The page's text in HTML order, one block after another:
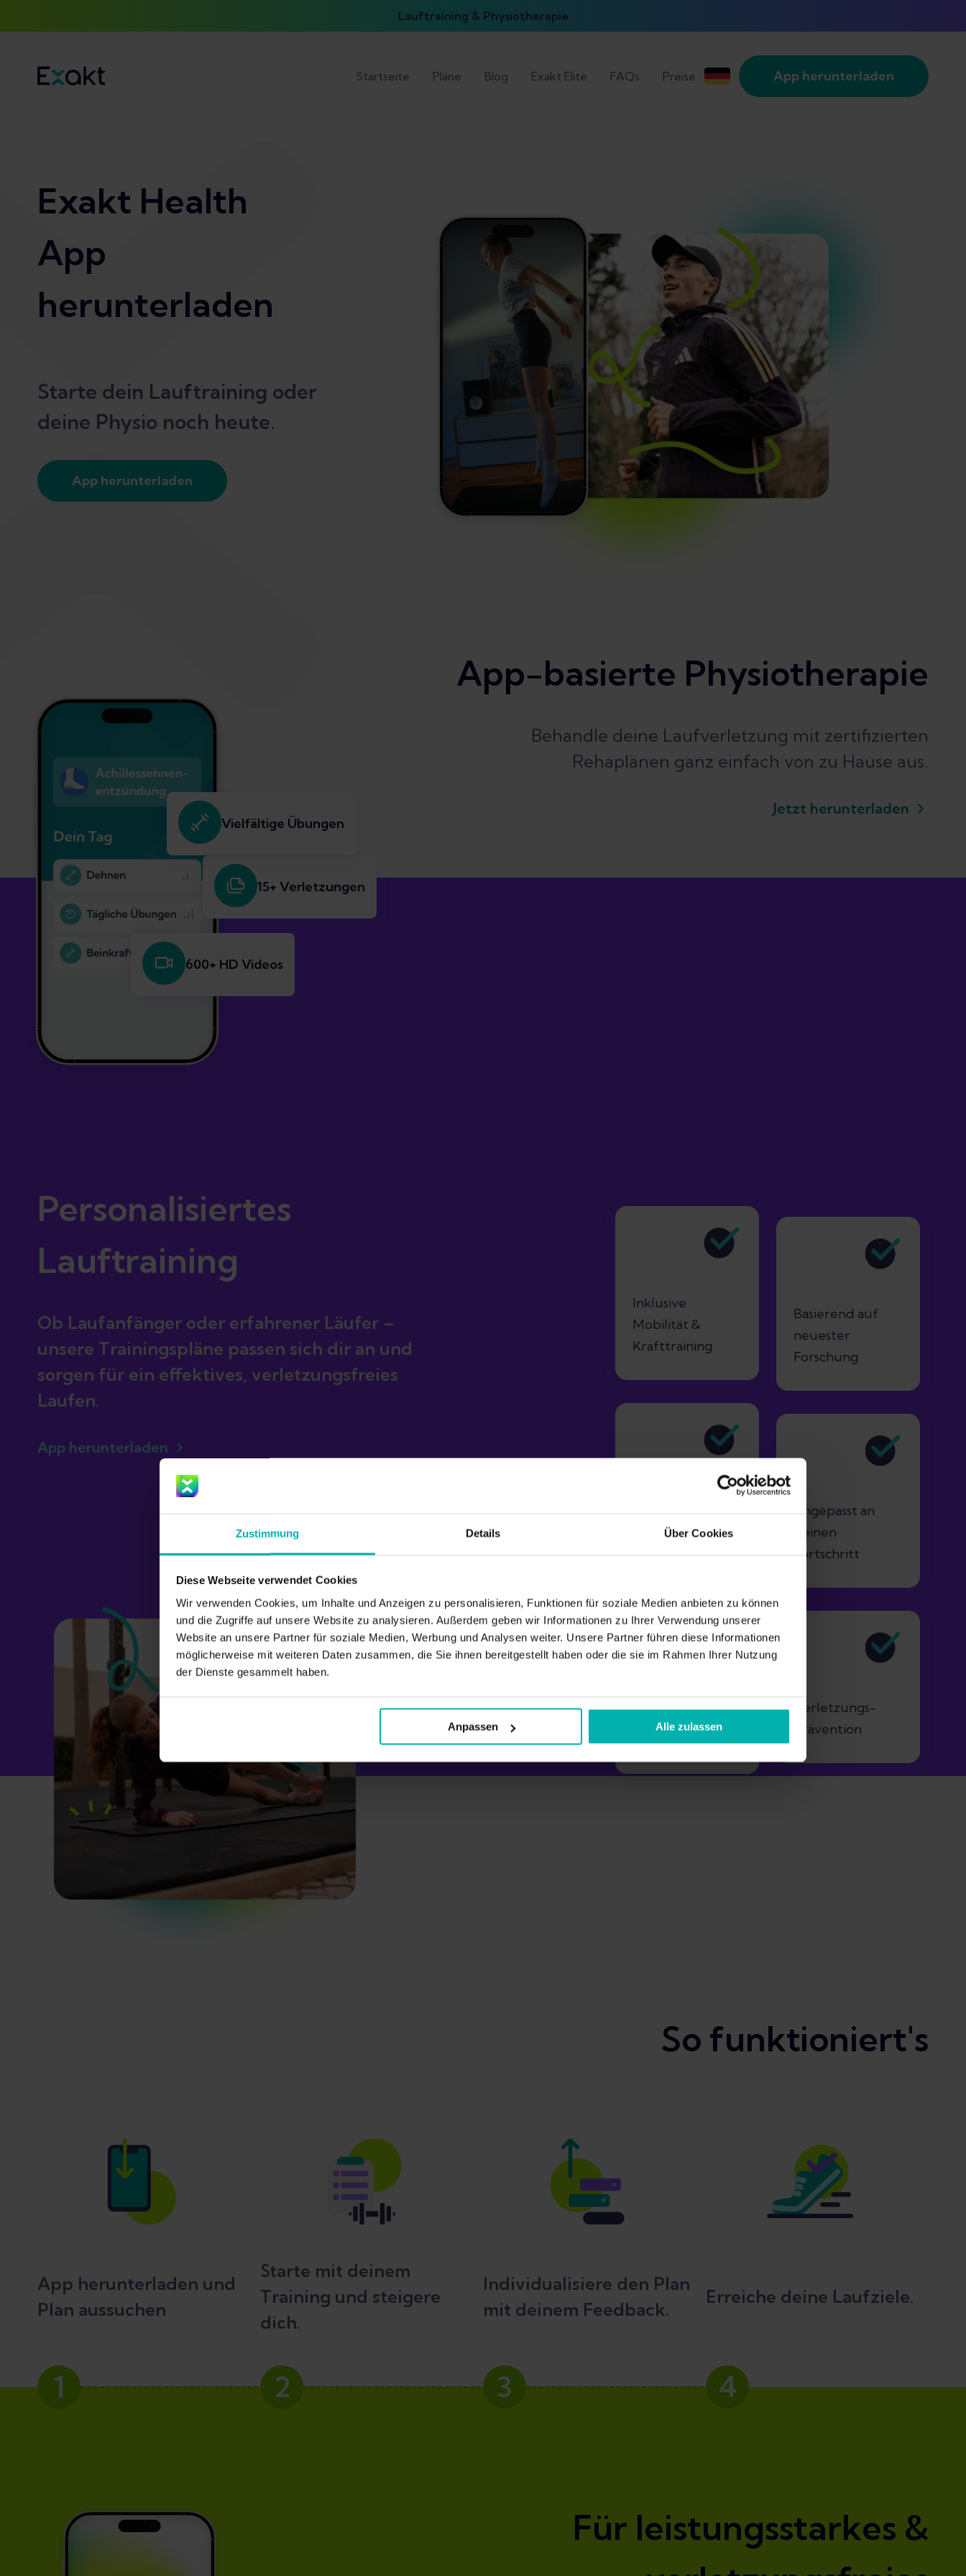
Zustimmung Details Über Cookies
Diese Webseite verwendet Cookies
Wir verwenden Cookies, um Inhalte und Anzeigen zu personalisieren, Funktionen für soziale Medien anbieten zu können
und die Zugriffe auf unsere Website zu analysieren. Außerdem geben wir Informationen zu Ihrer Verwendung unserer
Website an unsere Partner für soziale Medien, Werbung und Analysen weiter. Unsere Partner führen diese Informationen
möglicherweise mit weiteren Daten zusammen, die Sie ihnen bereitgestellt haben oder die sie im Rahmen Ihrer Nutzung
der Dienste gesammelt haben.
Anpassen Alle zulassen
Lauftraining & Physiotherapie
Startseite Pläne Blog Exakt Elite FAQs Preise App herunterladen
Exakt Health
App
herunterladen
Starte dein Lauftraining oder
deine Physio noch heute.
App herunterladen
Vielfältige Übungen
15+ Verletzungen
600+ HD Videos
App-basierte Physiotherapie
Behandle deine Laufverletzung mit zertifizierten
Rehaplänen ganz einfach von zu Hause aus.
Jetzt herunterladen
Personalisiertes
Lauftraining
Ob Laufanfänger oder erfahrener Läufer –
unsere Trainingspläne passen sich dir an und
sorgen für ein effektives, verletzungsfreies
App herunterladen
Basierend auf
neuester
Forschung
Angepasst an
deinen
Fortschritt
Verletzungs-
prävention
Inklusive
Mobilität &
Krafttraining
Videos
Von Laufcoaches
& Physios
entwickelt
So funktioniert's
App herunterladen und
Plan aussuchen
1
Starte mit deinem
Training und steigere
dich.
2
Individualisiere den Plan
mit deinem Feedback.
3
Erreiche deine Laufziele.
4
Für leistungsstarkes &